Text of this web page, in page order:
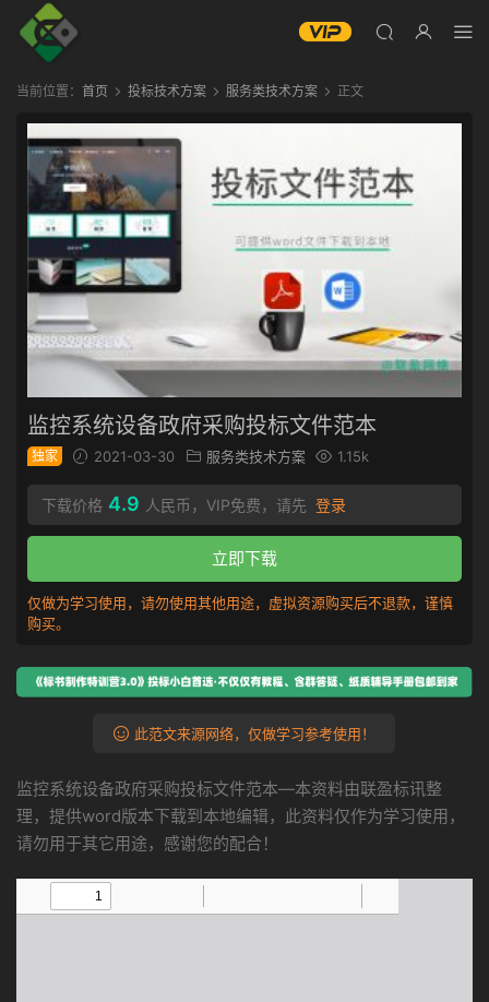
当前位置： 首页 投标技术方案 服务类技术方案 正文
监控系统设备政府采购投标文件范本
独家 2021-03-30 服务类技术方案 1.15k
下载价格 4.9 人民币，VIP免费，请先 登录
立即下载
仅做为学习使用，请勿使用其他用途，虚拟资源购买后不退款，谨慎
购买。
此范文来源网络，仅做学习参考使用！
监控系统设备政府采购投标文件范本—本资料由联盈标讯整
理，提供word版本下载到本地编辑，此资料仅作为学习使用，
请勿用于其它用途，感谢您的配合！